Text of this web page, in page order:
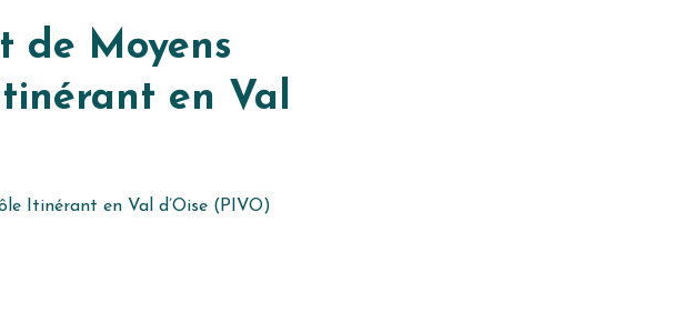
de Moyens
en Val
Itinérant en Val d’Oise (PIVO)